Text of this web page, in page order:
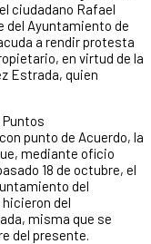
ciudadano Rafael
del Ayuntamiento de
a rendir protesta
en virtud de la
Estrada, quien
Puntos
punto de Acuerdo, la
mediante oficio
18 de octubre, el
del
del
misma que se
del presente.